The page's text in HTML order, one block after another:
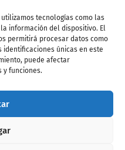
tecnologías como las
información del dispositivo. El
permitirá procesar datos como
únicas en este
puede afectar
y funciones.